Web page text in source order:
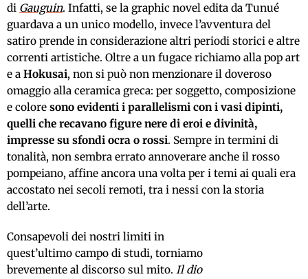
di Gauguin. Infatti, se la graphic novel edita da Tunué
guardava a un unico modello, invece l’avventura del
satiro prende in considerazione altri periodi storici e altre
correnti artistiche. Oltre a un fugace richiamo alla pop art
e a Hokusai, non si può non menzionare il doveroso
omaggio alla ceramica greca: per soggetto, composizione
e colore sono evidenti i parallelismi con i vasi dipinti,
quelli che recavano figure nere di eroi e divinità,
impresse su sfondi ocra o rossi. Sempre in termini di
tonalità, non sembra errato annoverare anche il rosso
pompeiano, affine ancora una volta per i temi ai quali era
accostato nei secoli remoti, tra i nessi con la storia
dell’arte.
Consapevoli dei nostri limiti in
quest’ultimo campo di studi, torniamo
brevemente al discorso sul mito. Il dio